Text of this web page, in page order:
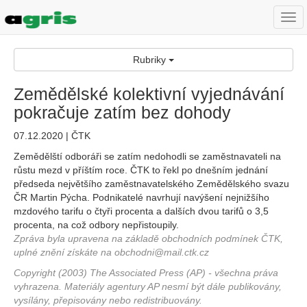
Rubriky
Zemědělské kolektivní vyjednávání
pokračuje zatím bez dohody
07.12.2020 | ČTK
Zemědělští odboráři se zatím nedohodli se zaměstnavateli na
růstu mezd v příštím roce. ČTK to řekl po dnešním jednání
předseda největšího zaměstnavatelského Zemědělského svazu
ČR Martin Pýcha. Podnikatelé navrhují navýšení nejnižšího
mzdového tarifu o čtyři procenta a dalších dvou tarifů o 3,5
procenta, na což odbory nepřistoupily.
Zpráva byla upravena na základě obchodních podmínek ČTK,
uplné znění získáte na obchodni@mail.ctk.cz
Copyright (2003) The Associated Press (AP) - všechna práva
vyhrazena. Materiály agentury AP nesmí být dále publikovány,
vysílány, přepisovány nebo redistribuovány.